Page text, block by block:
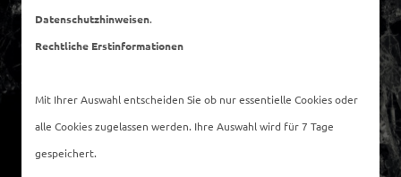
Datenschutzhinweisen.
Rechtliche Erstinformationen
Mit Ihrer Auswahl entscheiden Sie ob nur essentielle Cookies oder
alle Cookies zugelassen werden. Ihre Auswahl wird für 7 Tage
gespeichert.